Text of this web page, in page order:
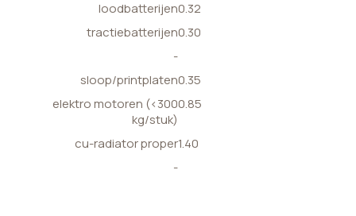
loodbatterijen0.32
tractiebatterijen0.30
-
sloop/printplaten0.35
elektro motoren (<300
kg/stuk)
0.85
cu-radiator proper1.40
-